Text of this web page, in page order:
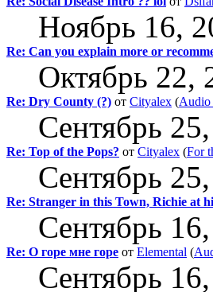
Ноябрь 16,
Re: Can you explain more or
Октябрь 22,
Re: Dry County (?) от Cityalex (
Сентябрь
Re: Top of the Pops? от Cityalex (For
Сентябрь
Re: Stranger in this Town, Richie at
Сентябрь
Re: О горе мне горе от Elemental (
Сентябрь